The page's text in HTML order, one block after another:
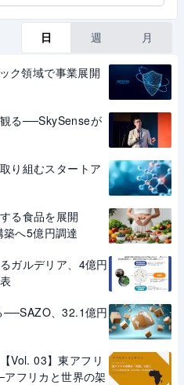
日 週 月
ク領域で事業展開
る──SkySenseが
り組むスタートア
る食品を展開
へ5億円調達
ガルデリア、4億円
──SAZO、32.1億円
Vol. 03】東アフリ
フリカと世界の架